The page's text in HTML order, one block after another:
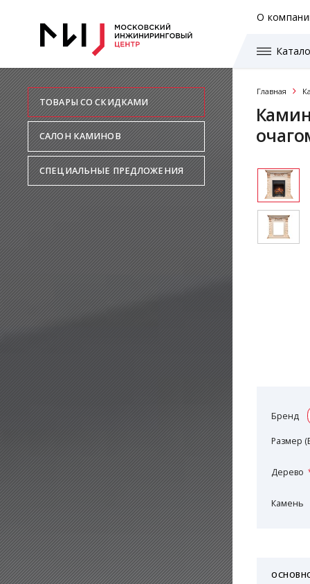
О
ТОВАРЫ СО СКИДКАМИ
САЛОН КАМИНОВ
СПЕЦИАЛЬНЫЕ ПРЕДЛОЖЕНИЯ
Главная
Бренд
Размер
Дерево
Камень